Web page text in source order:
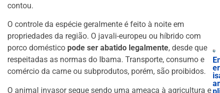
contou.
O controle da espécie geralmente é feito à noite em
propriedades da região. O javali-europeu ou híbrido com
porco doméstico pode ser abatido legalmente, desde que
respeitadas as normas do Ibama. Transporte, consumo e
comércio da carne ou subprodutos, porém, são proibidos.
O animal invasor segue sendo uma ameaça à agricultura e